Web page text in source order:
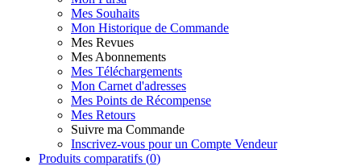
Mes Souhaits
Mon Historique de Commande
Mes Revues
Mes Abonnements
Mes Téléchargements
Mon Carnet d'adresses
Mes Points de Récompense
Mes Retours
Suivre ma Commande
Inscrivez-vous pour un Compte Vendeur
Produits comparatifs (0)